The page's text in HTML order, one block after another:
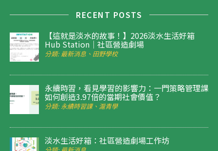
RECENT POSTS
【這就是淡水的故事！】2026淡水生活好箱
Hub Station｜社區營造劇場
分類: 最新消息、田野學校
永續時習，看見學習的影響力：一門策略管理課
如何創造3.97倍的當期社會價值？
分類: 永續時習課、滬青學
淡水生活好箱：社區營造劇場工作坊